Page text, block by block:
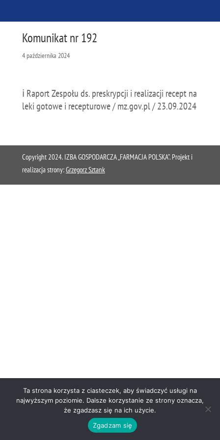
Komunikat nr 192
4 października 2024
ℹ️ Raport Zespołu ds. preskrypcji i realizacji recept na
leki gotowe i recepturowe / mz.gov.pl / 23.09.2024
Copyright 2024. IZBA GOSPODARCZA „FARMACJA POLSKA”. Projekt i
realizacja strony:Grzegorz Sztank
Ta strona korzysta z ciasteczek, aby świadczyć usługi na
najwyższym poziomie. Dalsze korzystanie ze strony oznacza,
że zgadzasz się na ich użycie.
Zgadzam się